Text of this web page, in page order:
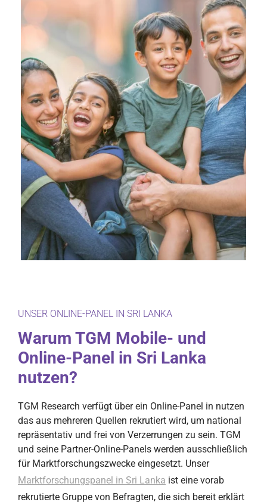
UNSER ONLINE-PANEL IN SRI LANKA
Warum TGM Mobile- und
Online-Panel in Sri Lanka
nutzen?
TGM Research verfügt über ein Online-Panel in nutzen
das aus mehreren Quellen rekrutiert wird, um national
repräsentativ und frei von Verzerrungen zu sein. TGM
und seine Partner-Online-Panels werden ausschließlich
für Marktforschungszwecke eingesetzt. Unser
Marktforschungspanel in Sri Lanka ist eine vorab
rekrutierte Gruppe von Befragten, die sich bereit erklärt